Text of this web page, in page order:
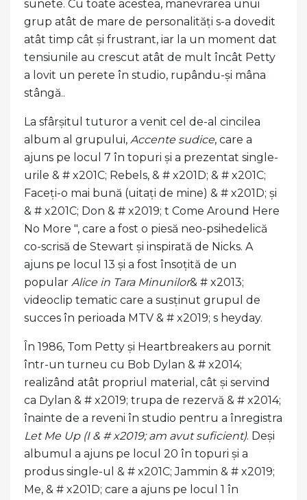
sunete. Cu toate acestea, manevrarea unui
grup atât de mare de personalități s-a dovedit
atât timp cât și frustrant, iar la un moment dat
tensiunile au crescut atât de mult încât Petty
a lovit un perete în studio, rupându-și mâna
stângă..
La sfârșitul tuturor a venit cel de-al cincilea
album al grupului, Accente sudice, care a
ajuns pe locul 7 în topuri și a prezentat single-
urile & # x201C; Rebels, & # x201D; & # x201C;
Faceți-o mai bună (uitați de mine) & # x201D; și
& # x201C; Don & # x2019; t Come Around Here
No More ", care a fost o piesă neo-psihedelică
co-scrisă de Stewart și inspirată de Nicks. A
ajuns pe locul 13 și a fost însoțită de un
popular Alice in Tara Minunilor& # x2013;
videoclip tematic care a susținut grupul de
succes în perioada MTV & # x2019; s heyday.
În 1986, Tom Petty și Heartbreakers au pornit
într-un turneu cu Bob Dylan & # x2014;
realizând atât propriul material, cât și servind
ca Dylan & # x2019; trupa de rezervă & # x2014;
înainte de a reveni în studio pentru a înregistra
Let Me Up (I & # x2019; am avut suficient). Deși
albumul a ajuns pe locul 20 în topuri și a
produs single-ul & # x201C; Jammin & # x2019;
Me, & # x201D; care a ajuns pe locul 1 în